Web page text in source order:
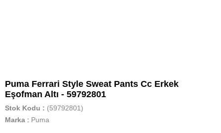
Puma Ferrari Style Sweat Pants Cc Erkek
Eşofman Altı - 59792801
Stok Kodu
(59792801)
Marka : Puma